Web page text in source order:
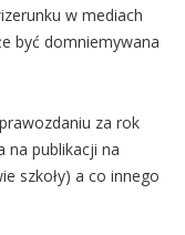
w mediach
być domniemywana
za rok
na publikacji na
szkoły) a co innego